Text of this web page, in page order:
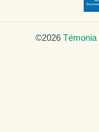
©2026 Témonia